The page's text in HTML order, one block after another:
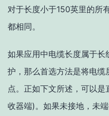
对于长度小于150英里的所
都相同。
如果应用中电缆长度属于
护，那么首选方法是将电缆
点。正如下文所述，可以
收器端)。如果未接地，未